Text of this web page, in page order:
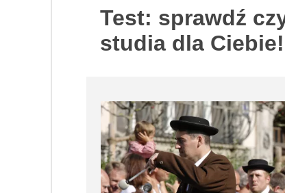
Test: sprawdź
studia dla Ciebie!